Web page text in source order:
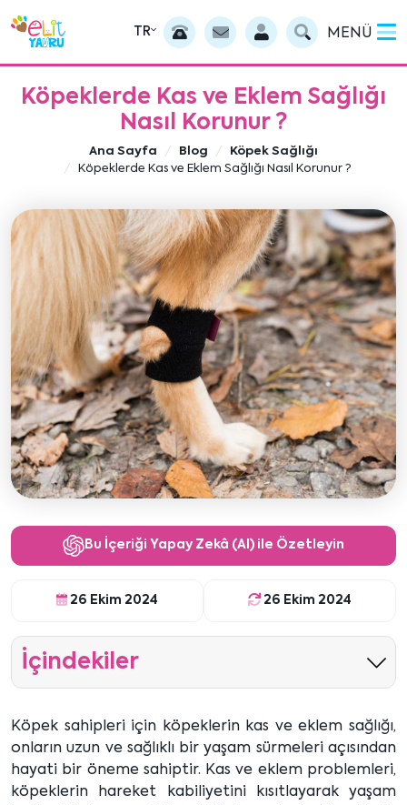
TR MENÜ
Köpeklerde Kas ve Eklem Sağlığı
Nasıl Korunur ?
Ana Sayfa Blog
Köpek Sağlığı
Köpeklerde Kas ve Eklem Sağlığı Nasıl Korunur ?
Bu İçeriği Yapay Zekâ (AI) ile Özetleyin
26 Ekim 2024 26 Ekim 2024
İçindekiler
Köpek sahipleri için köpeklerin kas ve eklem sağlığı,
onların uzun ve sağlıklı bir yaşam sürmeleri açısından
hayati bir öneme sahiptir. Kas ve eklem problemleri,
köpeklerin hareket kabiliyetini kısıtlayarak yaşam